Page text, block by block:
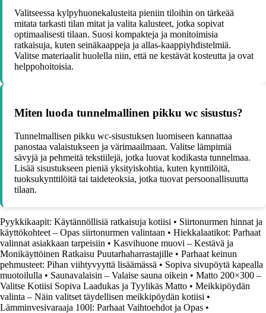
Valitseessa kylpyhuonekalusteita pieniin tiloihin on tärkeää
mitata tarkasti tilan mitat ja valita kalusteet, jotka sopivat
optimaalisesti tilaan. Suosi kompakteja ja monitoimisia
ratkaisuja, kuten seinäkaappeja ja allas-kaappiyhdistelmiä.
Valitse materiaalit huolella niin, että ne kestävät kosteutta ja ovat
helppohoitoisia.
Miten luoda tunnelmallinen pikku wc sisustus?
Tunnelmallisen pikku wc-sisustuksen luomiseen kannattaa
panostaa valaistukseen ja värimaailmaan. Valitse lämpimiä
sävyjä ja pehmeitä tekstiilejä, jotka luovat kodikasta tunnelmaa.
Lisää sisustukseen pieniä yksityiskohtia, kuten kynttilöitä,
tuoksukynttilöitä tai taideteoksia, jotka tuovat persoonallisuutta
tilaan.
Pyykkikaapit: Käytännöllisiä ratkaisuja kotiisi • Siirtonurmen hinnat ja
käyttökohteet – Opas siirtonurmen valintaan • Hiekkalaatikot: Parhaat
valinnat asiakkaan tarpeisiin • Kasvihuone muovi – Kestävä ja
Monikäyttöinen Ratkaisu Puutarhaharrastajille • Parhaat keinun
pehmusteet: Pihan viihtyvyyttä lisäämässä • Sopiva sivupöytä kapealla
muotoilulla • Saunavalaisin – Valaise sauna oikein • Matto 200×300 –
Valitse Kotiisi Sopiva Laadukas ja Tyylikäs Matto • Meikkipöydän
valinta – Näin valitset täydellisen meikkipöydän kotiisi •
Lämminvesivaraaja 100l: Parhaat Vaihtoehdot ja Opas •